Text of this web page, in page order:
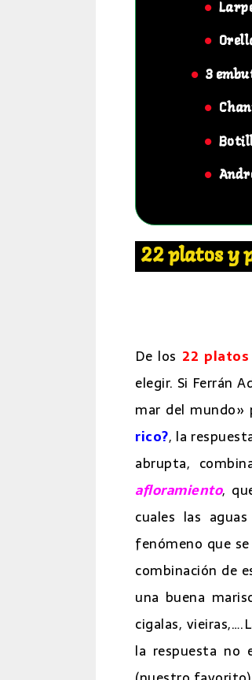
3
22 platos y
De los 22
elegir. Si Ferrán
mar del mundo»
rico?, la
abrupta,
afloramiento,
cuales las
fenómeno que
combinación de
una buena
cigalas,
la respuesta no